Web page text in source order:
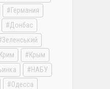
Германия
Донбас
Зеленський
Крим
Крым
НАБУ
Одесса